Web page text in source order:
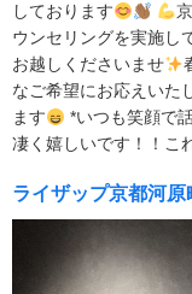
しております
ウンセリングを実施し
お越しくださいませ
なご希望にお応えいた
ます
*いつも笑顔で
凄く嬉しいです！！こ
ライザップ京都河